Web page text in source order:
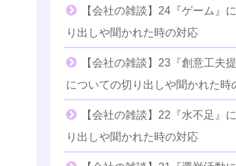
【会社の雑談】24『ゲーム』
り出しや聞かれた時の対応
【会社の雑談】23『創意工夫
についての切り出しや聞かれた時
【会社の雑談】22『水不足』
り出しや聞かれた時の対応